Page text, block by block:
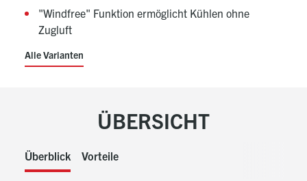
"Windfree" Funktion ermöglicht Kühlen ohne
Zugluft
Alle Varianten
ÜBERSICHT
Überblick Vorteile